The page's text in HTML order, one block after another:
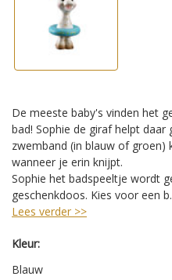
De meeste baby's vinden het
bad! Sophie de giraf helpt
zwemband (in blauw of groen)
wanneer je erin knijpt.
Sophie het badspeeltje wordt
geschenkdoos. Kies voor een
Lees verder >>
Kleur:
Blauw